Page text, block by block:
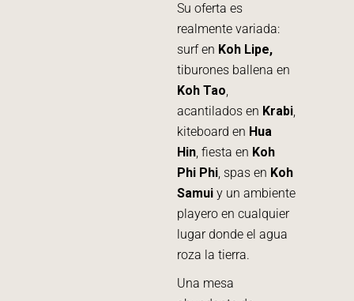
Su oferta es
realmente variada:
surf en Koh Lipe,
tiburones ballena en
Koh Tao,
acantilados en Krabi,
kiteboard en Hua
Hin, fiesta en Koh
Phi Phi, spas en Koh
Samui y un ambiente
playero en cualquier
lugar donde el agua
roza la tierra.
Una mesa